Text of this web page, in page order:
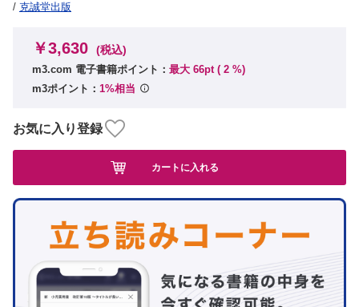
/ 克誠堂出版
￥3,630 (税込)
m3.com 電子書籍ポイント： 最大 66pt ( 2 %)
m3ポイント： 1%相当
お気に入り登録
カートに入れる